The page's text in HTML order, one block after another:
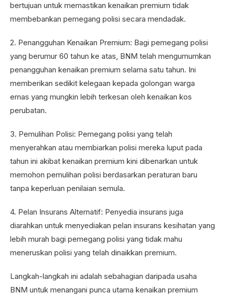
bertujuan untuk memastikan kenaikan premium tidak
membebankan pemegang polisi secara mendadak.
2. Penangguhan Kenaikan Premium: Bagi pemegang polisi
yang berumur 60 tahun ke atas, BNM telah mengumumkan
penangguhan kenaikan premium selama satu tahun. Ini
memberikan sedikit kelegaan kepada golongan warga
emas yang mungkin lebih terkesan oleh kenaikan kos
perubatan.
3. Pemulihan Polisi: Pemegang polisi yang telah
menyerahkan atau membiarkan polisi mereka luput pada
tahun ini akibat kenaikan premium kini dibenarkan untuk
memohon pemulihan polisi berdasarkan peraturan baru
tanpa keperluan penilaian semula.
4. Pelan Insurans Alternatif: Penyedia insurans juga
diarahkan untuk menyediakan pelan insurans kesihatan yang
lebih murah bagi pemegang polisi yang tidak mahu
meneruskan polisi yang telah dinaikkan premium.
Langkah-langkah ini adalah sebahagian daripada usaha
BNM untuk menangani punca utama kenaikan premium